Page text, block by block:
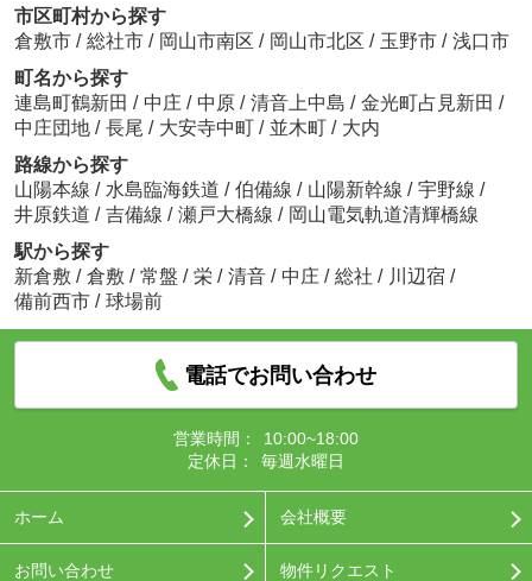
市区町村から探す
倉敷市 / 総社市 / 岡山市南区 / 岡山市北区 / 玉野市 / 浅口市
町名から探す
連島町鶴新田 / 中庄 / 中原 / 清音上中島 / 金光町占見新田 /
中庄団地 / 長尾 / 大安寺中町 / 並木町 / 大内
路線から探す
山陽本線 / 水島臨海鉄道 / 伯備線 / 山陽新幹線 / 宇野線 /
井原鉄道 / 吉備線 / 瀬戸大橋線 / 岡山電気軌道清輝橋線
駅から探す
新倉敷 / 倉敷 / 常盤 / 栄 / 清音 / 中庄 / 総社 / 川辺宿 /
備前西市 / 球場前
電話でお問い合わせ
営業時間：
10:00~18:00
定休日：
毎週水曜日
ホーム 会社概要
お問い合わせ 物件リクエスト